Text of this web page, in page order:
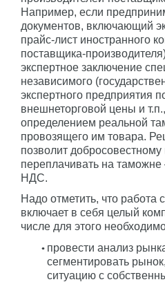
Например, если
документов, включающий
прайс-лист иностранного
поставщика-
экспертное заключение
независимого
экспертного предприятия
внешнеторговой цены и
определением реальной
провозящего им товара.
позволит
переплачивать на
НДС.
Надо отметить, что работа
включает в себя целый
числе для этого
провести анализ
сегментировать
ситуацию с